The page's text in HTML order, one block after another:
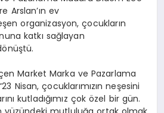
Arslan’ın ev
organizasyon, çocukların
katkı sağlayan
Market Marka ve Pazarlama
Nisan, çocuklarımızın neşesini
kutladığımız çok özel bir gün.